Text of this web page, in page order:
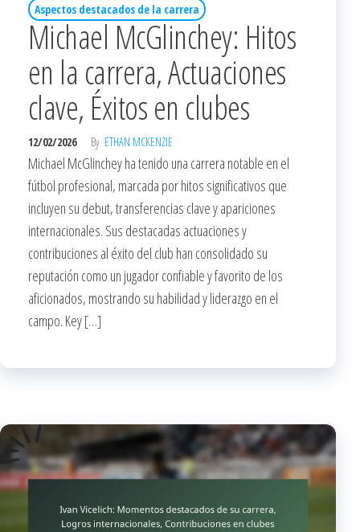
Aspectos destacados de la carrera
Michael McGlinchey: Hitos
en la carrera, Actuaciones
clave, Éxitos en clubes
12/02/2026 By ETHAN MCKENZIE
Michael McGlinchey ha tenido una carrera notable en el
fútbol profesional, marcada por hitos significativos que
incluyen su debut, transferencias clave y apariciones
internacionales. Sus destacadas actuaciones y
contribuciones al éxito del club han consolidado su
reputación como un jugador confiable y favorito de los
aficionados, mostrando su habilidad y liderazgo en el
campo. Key […]